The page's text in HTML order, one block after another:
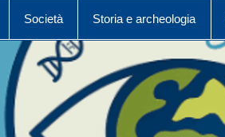
Società Storia e archeologia